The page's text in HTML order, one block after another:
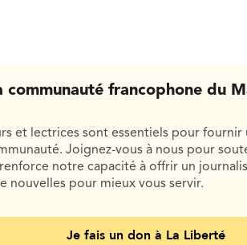
communauté francophone du
et lectrices sont essentiels pour
Joignez-vous à nous pour
notre capacité à offrir un
nouvelles pour mieux vous servir.
Je fais un don à La Liberté